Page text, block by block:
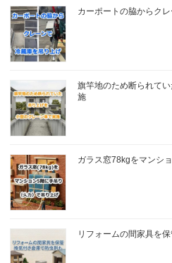
カーポートの脇からク
旗竿地のため断られて
施
ガラス窓78kgをマンシ
リフォームの間家具を